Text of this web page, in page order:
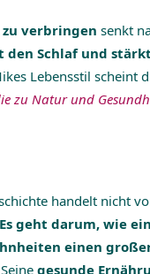
verbringen senkt
den Schlaf und
Lebensstil scheint
zu Natur und
handelt nicht
Es geht darum, wie
einen
gesunde